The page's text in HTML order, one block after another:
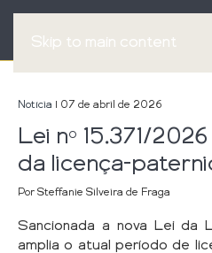
Skip to main content
Notícia | 07 de abril de 2026
Lei nº 15.371/
da licença-
Por Steffanie Silveira de Fraga
Sancionada a nova Lei da
amplia o atual período de